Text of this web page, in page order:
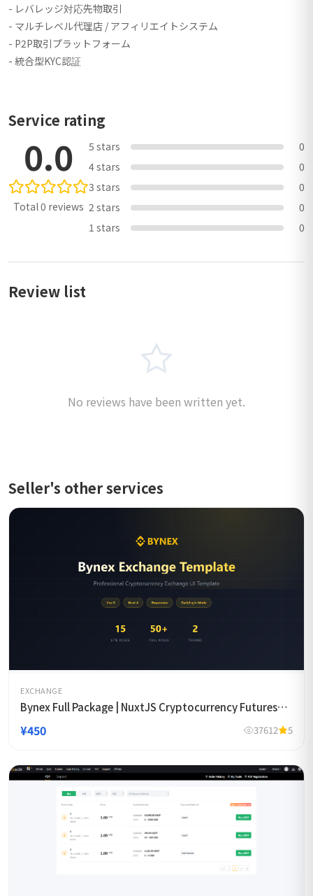
- レバレッジ対応先物取引
- マルチレベル代理店 / アフィリエイトシステム
- P2P取引プラットフォーム
- 統合型KYC認証
Service rating
0.0
Total 0 reviews
5 stars
0
4 stars
0
3 stars
0
2 stars
0
1 stars
0
Review list
No reviews have been written yet.
Seller's other services
EXCHANGE
Bynex Full Package | NuxtJS Cryptocurrency Futures
¥450 37612 5